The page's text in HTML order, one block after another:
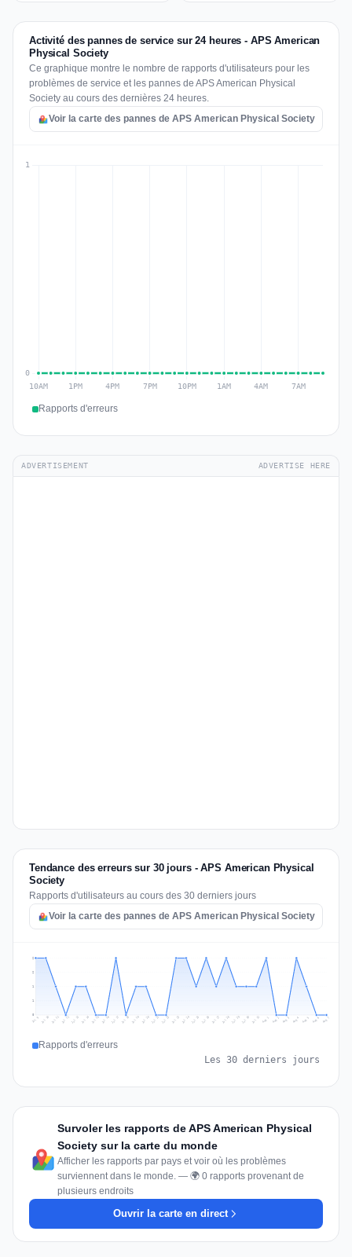
Activité des pannes de service sur 24 heures - APS American
Physical Society
Ce graphique montre le nombre de rapports d'utilisateurs pour les
problèmes de service et les pannes de APS American Physical
Society au cours des dernières 24 heures.
Voir la carte des pannes de APS American Physical Society
Rapports d'erreurs
ADVERTISEMENT ADVERTISE HERE
Tendance des erreurs sur 30 jours - APS American Physical
Society
Rapports d'utilisateurs au cours des 30 derniers jours
Voir la carte des pannes de APS American Physical Society
1
1
2
2
Jul 9 Jul 10 Jul 11 Jul 12 Jul 13 Jul 14 Jul 15 Jul 16 Jul 17 Jul 18 Jul 19 Jul 20 Jul 21 Jul 22 Jul 23 Jul 24 Jul 25 Jul 26 Jul 27 Jul 28 Jul 29 Jul 30 Jul 31 Aug 1 Aug 2 Aug 3 Aug 4 Aug 5 Aug 6 Aug 7
Rapports d'erreurs
Les 30 derniers jours
Survoler les rapports de APS American Physical
Society sur la carte du monde
Afficher les rapports par pays et voir où les problèmes
surviennent dans le monde. — 🌍 0 rapports provenant de
plusieurs endroits
Ouvrir la carte en direct